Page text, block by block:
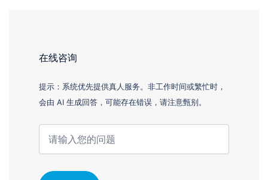
在线咨询
提示：系统优先提供真人服务。非工作时间或繁忙时，
会由 AI 生成回答，可能存在错误，请注意甄别。